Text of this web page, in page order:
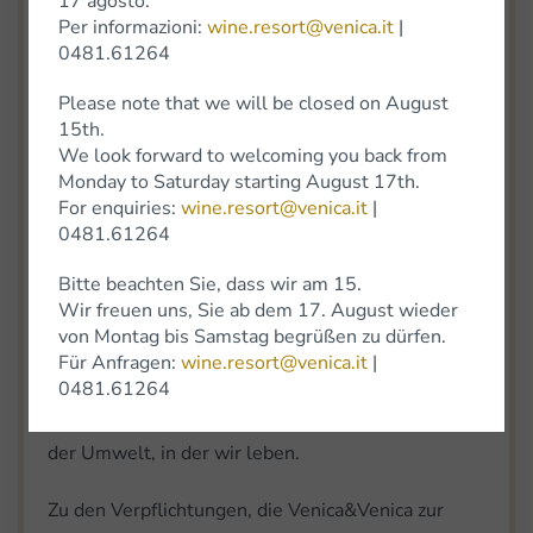
der Blumen fördern und damit die Qualität der
Früchte beeinflussen.
Ihr Vorhandensein ist ein wichtiger Indikator für die
Gesundheit der Umgebung. Die Biene selbst ist
ein Garant für die Gesundheit ihres Lebensraums,
da bestimmte Verschmutzungsgrade ihren Tod
"Umweltwächtern des Landes", gerade weil sie
sehr empfindlich auf Veränderungen im
Ökosystem infolge menschlichen Handelns
reagieren. Der Rückgang ihrer Zahl ist daher ein
der Umwelt, in der wir leben.
Zu den Verpflichtungen, die Venica&Venica zur
Per informazioni: wine.resort@venica.it |
0481.61264
Please note that we will be closed on August
15th.
We look forward to welcoming you back from
Monday to Saturday starting August 17th.
For enquiries: wine.resort@venica.it |
0481.61264
Bitte beachten Sie, dass wir am 15.
Wir freuen uns, Sie ab dem 17. August wieder
von Montag bis Samstag begrüßen zu dürfen.
Für Anfragen: wine.resort@venica.it |
0481.61264